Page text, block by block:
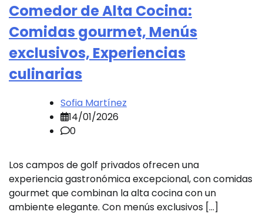
Comedor de Alta Cocina:
Comidas gourmet, Menús
exclusivos, Experiencias
culinarias
Sofia Martínez
14/01/2026
0
Los campos de golf privados ofrecen una
experiencia gastronómica excepcional, con comidas
gourmet que combinan la alta cocina con un
ambiente elegante. Con menús exclusivos […]